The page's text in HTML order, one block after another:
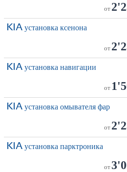
от
KIA установка ксенона
от
KIA установка навигации
от
KIA установка омывателя фар
от
KIA установка парктроника
от